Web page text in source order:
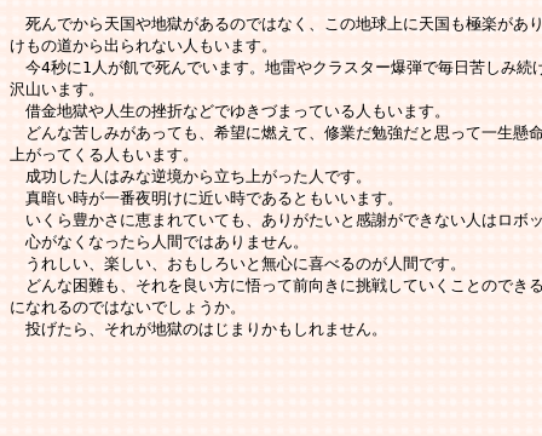
死んでから天国や地獄があるのではなく、この地球上に天国も極楽があ
けもの道から出られない人もいます。
今4秒に1人が飢で死んでいます。地雷やクラスター爆弾で毎日苦しみ続
沢山います。
借金地獄や人生の挫折などでゆきづまっている人もいます。
どんな苦しみがあっても、希望に燃えて、修業だ勉強だと思って一生懸
上がってくる人もいます。
成功した人はみな逆境から立ち上がった人です。
真暗い時が一番夜明けに近い時であるともいいます。
いくら豊かさに恵まれていても、ありがたいと感謝ができない人はロボ
心がなくなったら人間ではありません。
うれしい、楽しい、おもしろいと無心に喜べるのが人間です。
どんな困難も、それを良い方に悟って前向きに挑戦していくことのでき
になれるのではないでしょうか。
投げたら、それが地獄のはじまりかもしれません。